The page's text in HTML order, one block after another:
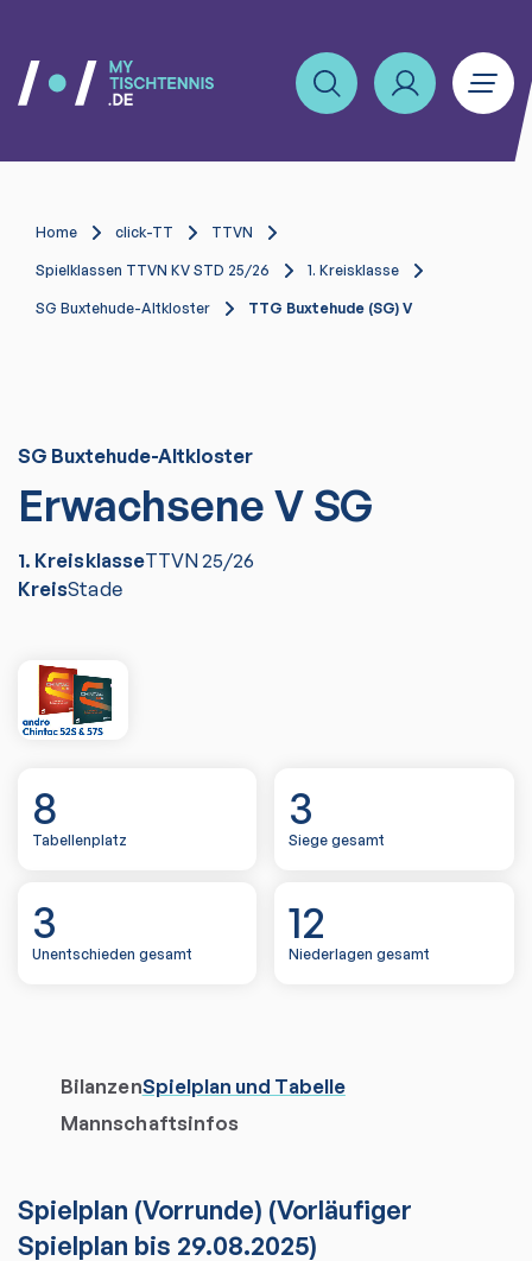
Home click-TT TTVN
Spielklassen TTVN KV STD 25/26 1. Kreisklasse
SG Buxtehude-Altkloster TTG Buxtehude (SG) V
SG Buxtehude-Altkloster
Erwachsene V SG
1. KreisklasseTTVN25/26
KreisStade
8
Tabellenplatz
3
Siege gesamt
3
Unentschieden gesamt
12
Niederlagen gesamt
BilanzenSpielplan und Tabelle
Mannschaftsinfos
Spielplan (Vorrunde) (Vorläufiger
Spielplan bis 29.08.2025)